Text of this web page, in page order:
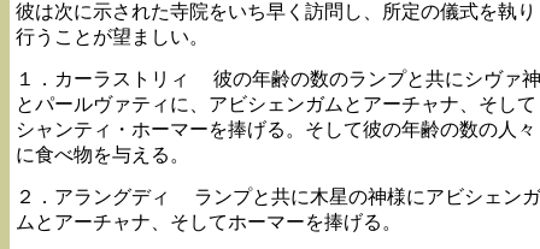
彼は次に示された寺院をいち早く訪問し、所定の儀式を執り
行うことが望ましい。
１．カーラストリィ 彼の年齢の数のランプと共にシヴァ神
とパールヴァティに、アビシェンガムとアーチャナ、そして
シャンティ・ホーマーを捧げる。そして彼の年齢の数の人々
に食べ物を与える。
２．アラングディ ランプと共に木星の神様にアビシェンガ
ムとアーチャナ、そしてホーマーを捧げる。